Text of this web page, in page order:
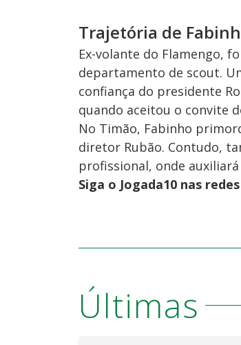
Trajetória de
Ex-volante do Flamengo,
departamento de scout.
confiança do presidente
quando aceitou o convite
No Timão, Fabinho
diretor Rubão. Contudo,
profissional, onde
Siga o Jogada10 nas
Últimas